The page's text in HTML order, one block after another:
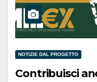
NOTIZIE DAL PROGETTO
Contribuisci